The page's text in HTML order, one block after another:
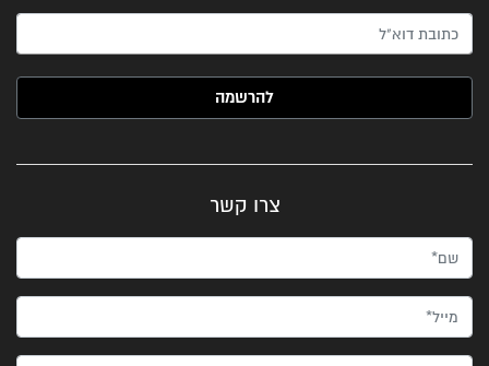
האימייל שלך (חובה)
צרו קשר